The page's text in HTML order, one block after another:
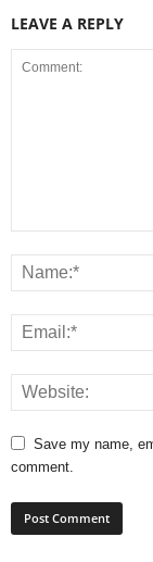
LEAVE A REPLY
Save my name,
comment.